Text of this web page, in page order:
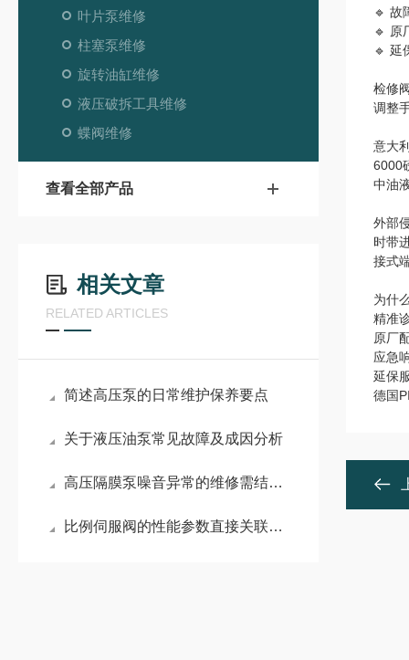
叶片泵维修
柱塞泵维修
旋转油缸维修
液压破拆工具维修
蝶阀维修
查看全部产品
相关文章
RELATED ARTICLES
简述高压泵的日常维护保养要点
关于液压油泵常见故障及成因分析
高压隔膜泵噪音异常的维修需结合其工作原理和常见故障点进行系统排查
比例伺服阀的性能参数直接关联其适用领域
🔹 故
🔹 原
🔹 延
检修
调整
意大
6000
中油
外部
时带
接式
为什
精准
原厂
应急
延保
德国